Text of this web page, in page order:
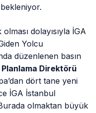
dolayısıyla İGA
Yolcu
düzenlenen basın
Direktörü
dört tane yeni
İGA İstanbul
olmaktan büyük